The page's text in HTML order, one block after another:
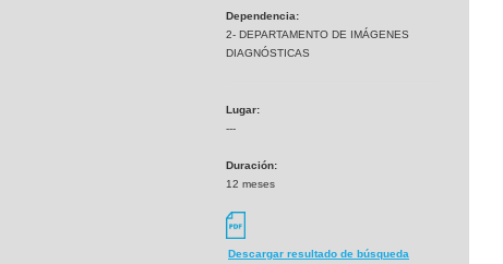
Dependencia:
2- DEPARTAMENTO DE IMÁGENES
DIAGNÓSTICAS
Lugar:
---
Duración:
12 meses
Descargar resultado de búsqueda